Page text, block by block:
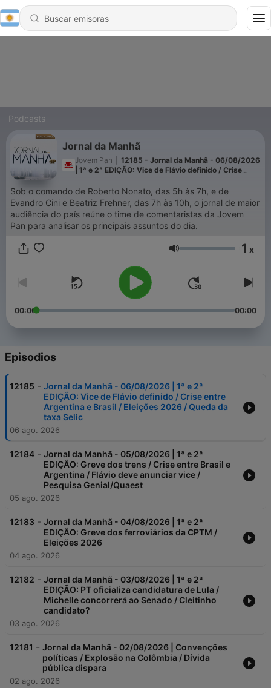
Podcasts
Jornal da Manhã
Jovem Pan
12185 - Jornal da Manhã - 06/08/2026
| 1ª e 2ª EDIÇÃO: Vice de Flávio definido / Crise
taxa Selic
Sob o comando de Roberto Nonato, das 5h às 7h, e de
Evandro Cini e Beatriz Frehner, das 7h às 10h, o jornal de maior
audiência do país reúne o time de comentaristas da Jovem
Pan para analisar os principais assuntos do dia.
Volumen 1 x
00:00 00:00
Episodios
12185 - Jornal da Manhã - 06/08/2026 | 1ª e 2ª
EDIÇÃO: Vice de Flávio definido / Crise entre
Argentina e Brasil / Eleições 2026 / Queda da
taxa Selic
06 ago. 2026
12184 - Jornal da Manhã - 05/08/2026 | 1ª e 2ª
EDIÇÃO: Greve dos trens / Crise entre Brasil e
Argentina / Flávio deve anunciar vice /
Pesquisa Genial/Quaest
05 ago. 2026
12183 - Jornal da Manhã - 04/08/2026 | 1ª e 2ª
EDIÇÃO: Greve dos ferroviários da CPTM /
Eleições 2026
04 ago. 2026
12182 - Jornal da Manhã - 03/08/2026 | 1ª e 2ª
EDIÇÃO: PT oficializa candidatura de Lula /
Michelle concorrerá ao Senado / Cleitinho
candidato?
03 ago. 2026
12181 - Jornal da Manhã - 02/08/2026 | Convenções
políticas / Explosão na Colômbia / Dívida
pública dispara
02 ago. 2026